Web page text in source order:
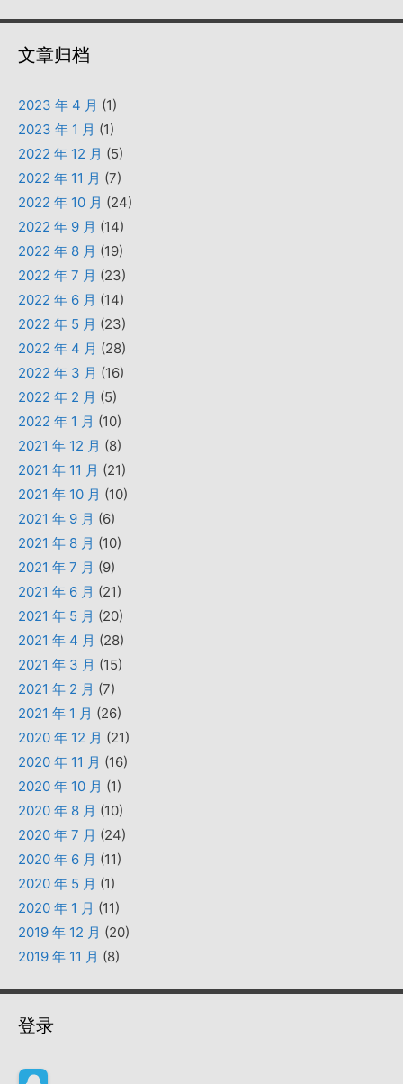
文章归档
2023 年 4 月 (1)
2023 年 1 月 (1)
2022 年 12 月 (5)
2022 年 11 月 (7)
2022 年 10 月 (24)
2022 年 9 月 (14)
2022 年 8 月 (19)
2022 年 7 月 (23)
2022 年 6 月 (14)
2022 年 5 月 (23)
2022 年 4 月 (28)
2022 年 3 月 (16)
2022 年 2 月 (5)
2022 年 1 月 (10)
2021 年 12 月 (8)
2021 年 11 月 (21)
2021 年 10 月 (10)
2021 年 9 月 (6)
2021 年 8 月 (10)
2021 年 7 月 (9)
2021 年 6 月 (21)
2021 年 5 月 (20)
2021 年 4 月 (28)
2021 年 3 月 (15)
2021 年 2 月 (7)
2021 年 1 月 (26)
2020 年 12 月 (21)
2020 年 11 月 (16)
2020 年 10 月 (1)
2020 年 8 月 (10)
2020 年 7 月 (24)
2020 年 6 月 (11)
2020 年 5 月 (1)
2020 年 1 月 (11)
2019 年 12 月 (20)
2019 年 11 月 (8)
登录